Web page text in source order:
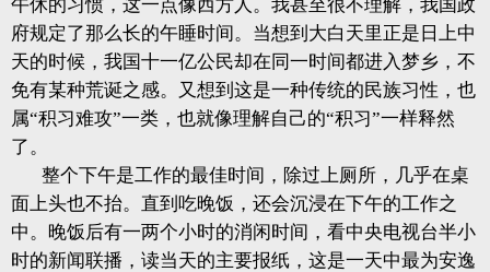
午休的习惯，这一点像西方人。我甚至很不理解，我国政
府规定了那么长的午睡时间。当想到大白天里正是日上中
天的时候，我国十一亿公民却在同一时间都进入梦乡，不
免有某种荒诞之感。又想到这是一种传统的民族习性，也
属“积习难攻”一类，也就像理解自己的“积习”一样释然
了。
整个下午是工作的最佳时间，除过上厕所，几乎在桌
面上头也不抬。直到吃晚饭，还会沉浸在下午的工作之
中。晚饭后有一两个小时的消闲时间，看中央电视台半小
时的新闻联播，读当天的主要报纸，这是一天中最为安逸